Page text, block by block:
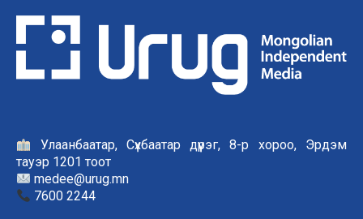
Улаанбаатар, Сүхбаатар дүүрэг, 8-р хороо, Эрдэм
тауэр 1201 тоот
medee@urug.mn
7600 2244